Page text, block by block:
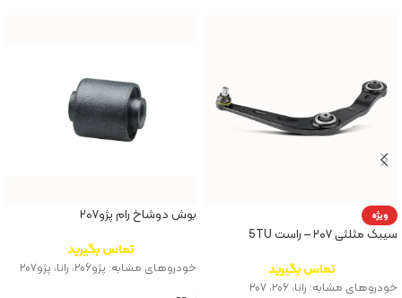
ویژه
سیبک مثلثی ۲۰۷ – راست 5TU
تماس بگیرید
خودروهای مشابه: رانا، ۲۰۶، ۲۰۷
بوش دوشاخ رام پژو۲۰۷
تماس بگیرید
خودروهای مشابه: پژو۲۰۶، رانا، پژو۲۰۷